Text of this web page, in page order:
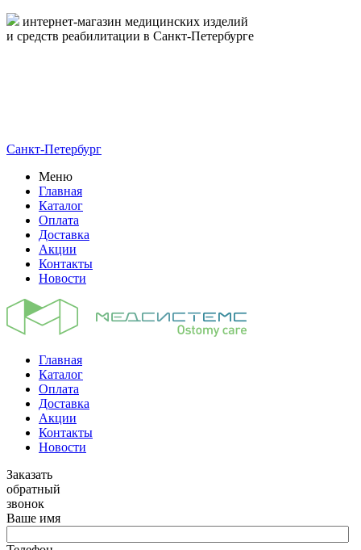
интернет-магазин медицинских изделий
и средств реабилитации в Санкт-Петербурге
Санкт-Петербург
Меню
Главная
Каталог
Оплата
Доставка
Акции
Контакты
Новости
Главная
Каталог
Оплата
Доставка
Акции
Контакты
Новости
Заказать
обратный
звонок
Ваше имя